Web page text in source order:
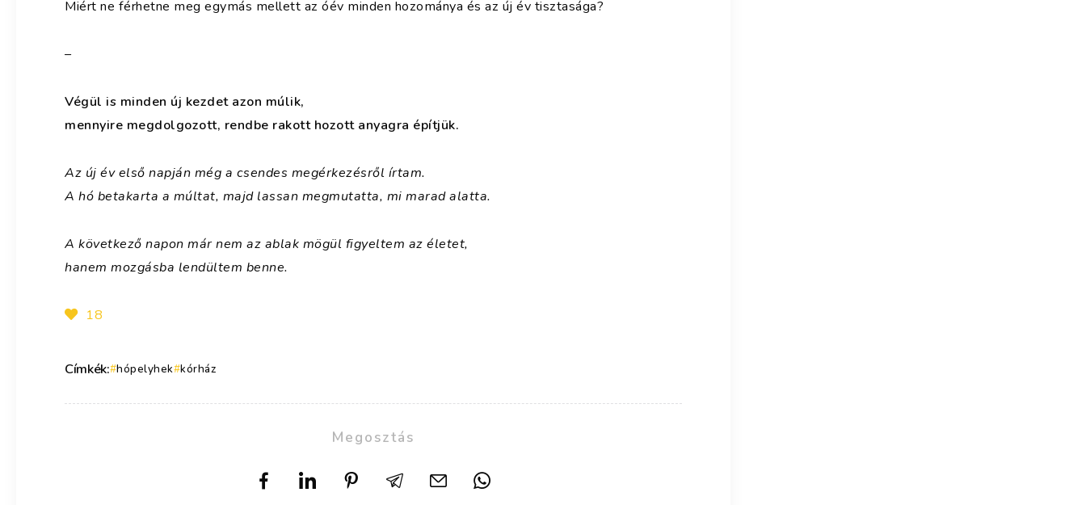
Miért ne férhetne meg egymás mellett az óév minden hozománya és az új év tisztasága?
–
Végül is minden új kezdet azon múlik,
mennyire megdolgozott, rendbe rakott hozott anyagra építjük.
Az új év első napján még a csendes megérkezésről írtam.
A hó betakarta a múltat, majd lassan megmutatta, mi marad alatta.
A következő napon már nem az ablak mögül figyeltem az életet,
hanem mozgásba lendültem benne.
18
Címkék: hópelyhek kórház
Megosztás